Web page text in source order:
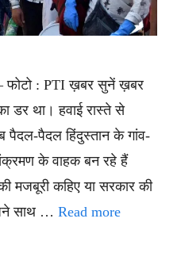
फोटो : PTI ख़बर सुनें ख़बर
डर था। हवाई रास्ते से
पैदल-पैदल हिंदुस्तान के गांव-
के वाहक बन रहे हैं
मजबूरी कहिए या सरकार की
साथ … Read more